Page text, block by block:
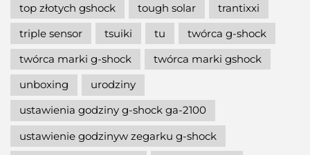
top złotych gshock
tough solar
trantixxi
triple sensor
tsuiki tu
twórca g-shock
twórca marki g-shock
twórca marki gshock
unboxing
urodziny
ustawienia godziny g-shock ga-2100
ustawienie godzinyw zegarku g-shock